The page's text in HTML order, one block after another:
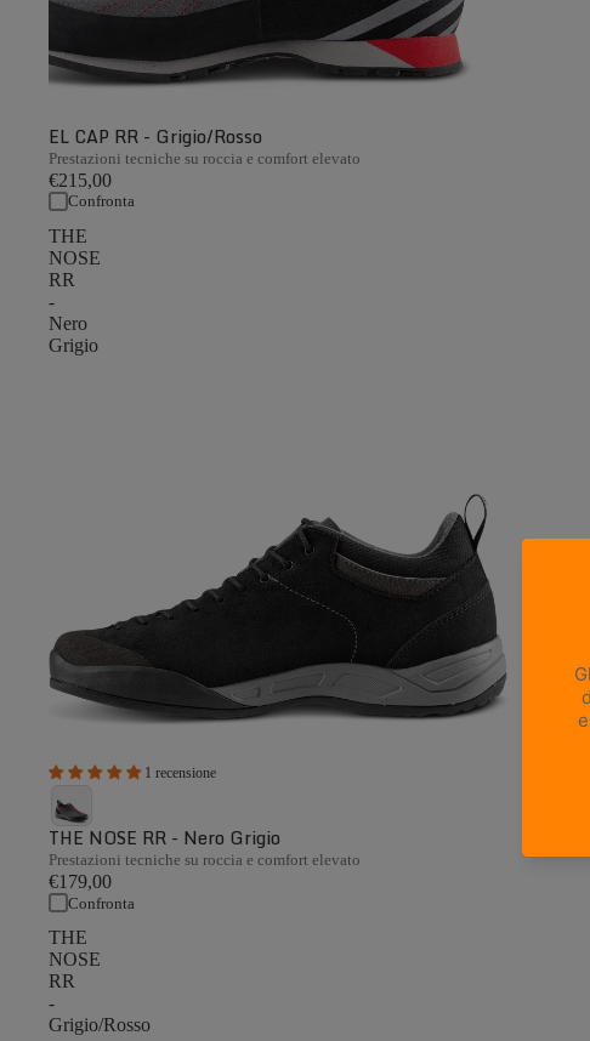
EL CAP RR - Grigio/Rosso
Prestazioni tecniche su roccia e comfort elevato
€215,00
Confronta
THE
NOSE
RR
-
Nero
Grigio
1 recensione
THE NOSE RR - Nero Grigio
Prestazioni tecniche su roccia e comfort elevato
€179,00
Confronta
THE
NOSE
RR
-
Grigio/Rosso